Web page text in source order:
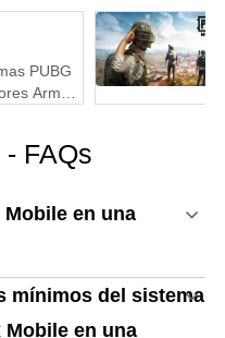
y
PUBG
Armas
FAQs
en una
mínimos del sistema
Mobile en una